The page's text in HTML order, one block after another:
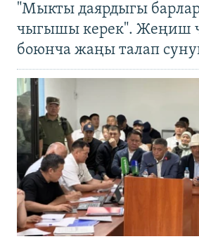
"Мыкты даярдыгы
чыгышы керек". Жеңиш
боюнча жаңы талап